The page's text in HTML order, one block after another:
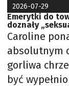
2026-07-29
Emerytki do
doznały
Caroline
absolutnym
gorliwa
być